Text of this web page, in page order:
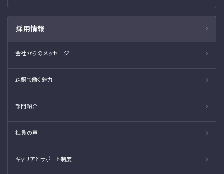
採用情報
会社からのメッセージ
森鋼で働く魅力
部門紹介
社員の声
キャリアとサポート制度